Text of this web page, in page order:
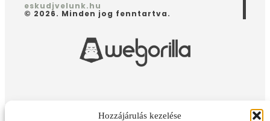
Hozzájárulás kezelése
eskudjvelunk.hu
© 2026. Minden jog fenntartva.